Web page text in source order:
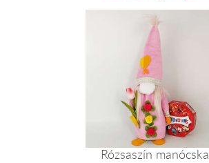
Rózsaszín manócska